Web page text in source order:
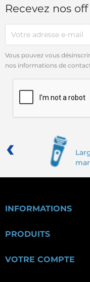
Recevez nos
Vous pouvez vous
nos informations de
‹
INFORMATIONS
PRODUITS
VOTRE COMPTE